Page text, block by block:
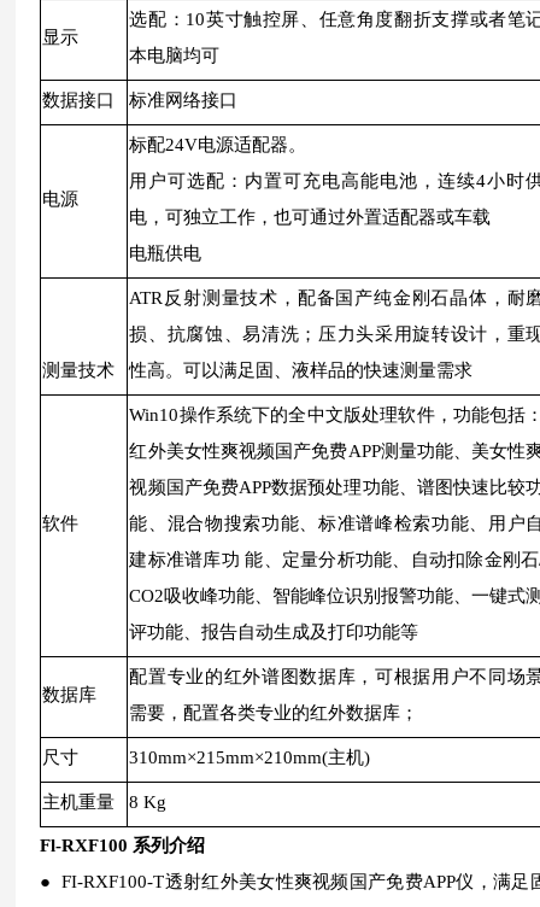
显示
选配：10英寸触控屏、任意角度翻折支撑或者笔
本电脑均可
数据接口 标准网络接口
电源
标配24V电源适配器。
用户可选配：内置可充电高能电池，连续4小时
电，可独立工作，也可通过外置适配器或车载
电瓶供电
测量技术
ATR反射测量技术，配备国产纯金刚石晶体，耐
损、抗腐蚀、易清洗；压力头采用旋转设计，重
性高。可以满足固、液样品的快速测量需求
软件
Win10操作系统下的全中文版处理软件，功能包括
红外美女性爽视频国产免费APP测量功能、美女性
视频国产免费APP数据预处理功能、谱图快速比较
能、混合物搜索功能、标准谱峰检索功能、用户
建标准谱库功 能、定量分析功能、自动扣除金刚
CO2吸收峰功能、智能峰位识别报警功能、一键式
评功能、报告自动生成及打印功能等
数据库
配置专业的红外谱图数据库，可根据用户不同场
需要，配置各类专业的红外数据库；
尺寸 310mm×215mm×210mm(主机)
主机重量 8 Kg
Fl-RXF100 系列介绍
● FI-RXF100-T透射红外美女性爽视频国产免费APP仪，满足